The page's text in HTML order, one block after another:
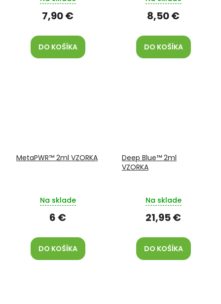
7,90 €
DO KOŠÍKA
8,50 €
DO KOŠÍKA
MetaPWR™ 2ml VZORKA
Na sklade
6 €
DO KOŠÍKA
Deep Blue™ 2ml
VZORKA
Na sklade
21,95 €
DO KOŠÍKA